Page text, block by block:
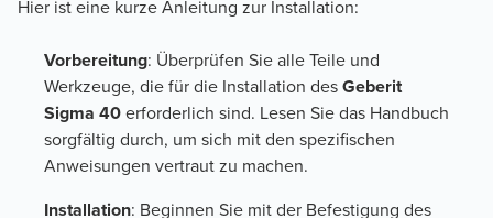
Hier ist eine kurze Anleitung zur Installation:
Vorbereitung: Überprüfen Sie alle Teile und
Werkzeuge, die für die Installation desGeberit
Sigma 40erforderlich sind. Lesen Sie das Handbuch
sorgfältig durch, um sich mit den spezifischen
Anweisungen vertraut zu machen.
Installation: Beginnen Sie mit der Befestigung des